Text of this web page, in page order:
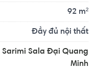
cách sống hiện đại,
92 m²
Đầy đủ nội thất
Sarimi Sala Đại Quang
Minh